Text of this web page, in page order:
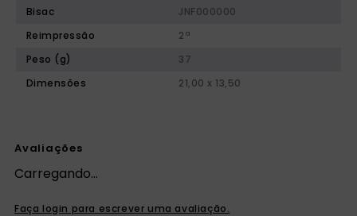
Bisac
JNF000000
Reimpressão
2ª
Peso (g)
37
Dimensões
21,00 x 13,50
Avaliações
Carregando…
Faça login para escrever uma avaliação.